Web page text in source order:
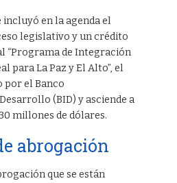
incluyó en la agenda el
legislativo y un crédito
“Programa de Integración
para La Paz y El Alto”, el
por el Banco
(BID) y asciende a
millones de dólares.
abrogación
que se están